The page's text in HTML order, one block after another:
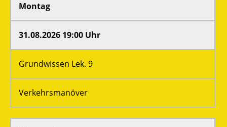
Montag
31.08.2026 19:00 Uhr
Grundwissen Lek. 9
Verkehrsmanöver